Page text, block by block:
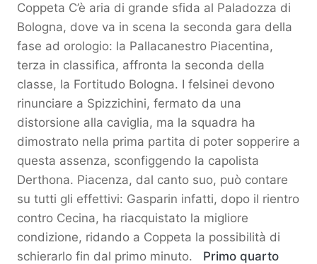
Coppeta C’è aria di grande sfida al Paladozza di
Bologna, dove va in scena la seconda gara della
fase ad orologio: la Pallacanestro Piacentina,
terza in classifica, affronta la seconda della
classe, la Fortitudo Bologna. I felsinei devono
rinunciare a Spizzichini, fermato da una
distorsione alla caviglia, ma la squadra ha
dimostrato nella prima partita di poter sopperire a
questa assenza, sconfiggendo la capolista
Derthona. Piacenza, dal canto suo, può contare
su tutti gli effettivi: Gasparin infatti, dopo il rientro
contro Cecina, ha riacquistato la migliore
condizione, ridando a Coppeta la possibilità di
schierarlo fin dal primo minuto. Primo quarto